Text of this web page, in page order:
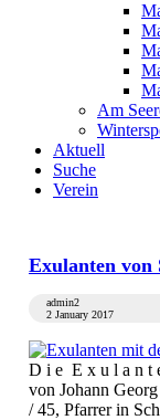
Am
Aktuell
Suche
Verein
Exulanten von
admin2
2 January 2017
D i e E x u l a n t
von Johann
/ 45, Pfarrer in